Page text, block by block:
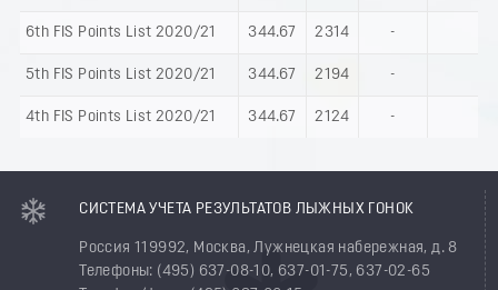
6th FIS Points List 2020/21 344.67 2314 -
5th FIS Points List 2020/21 344.67 2194 -
4th FIS Points List 2020/21 344.67 2124 -
СИСТЕМА УЧЕТА РЕЗУЛЬТАТОВ ЛЫЖНЫХ ГОНОК
Россия 119992, Москва, Лужнецкая набережная, д. 8
Телефоны: (495) 637-08-10, 637-01-75, 637-02-65